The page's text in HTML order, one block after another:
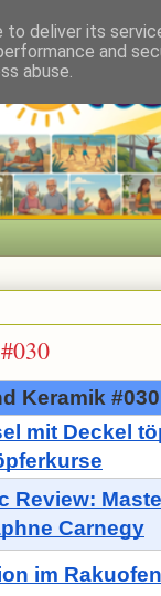
Keramik #030
mit Deckel
Review:
Carnegy
im Rakuofen
deliver its
and
abuse.